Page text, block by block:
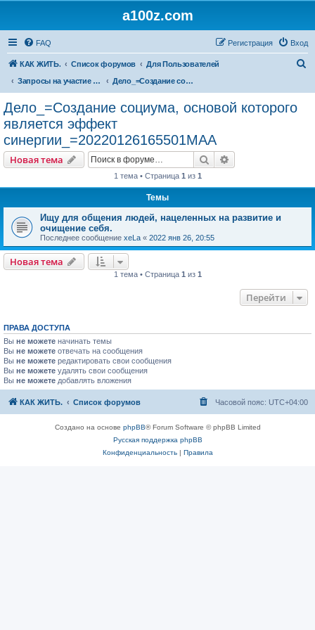
a100z.com
FAQ Вход
Регистрация
КАК ЖИТЬ. Список форумов
Для Пользователей
Запросы на участие ( в деле, задаче, бизнесе, проблеме ).
Дело_=Создание социума, основой которого является эффект синергии_=20220126165501МАА
Дело_=Создание социума, основой которого
является эффект
синергии_=20220126165501МАА
Новая тема Поиск
1 тема • Страница 1 из 1
Темы
Ищу для общения людей, нацеленных на развитие и
очищение себя.
Последнее сообщение xeLa « 2022 янв 26, 20:55
Новая тема
1 тема • Страница 1 из 1
Перейти
ПРАВА ДОСТУПА
Вы не можете начинать темы
Вы не можете отвечать на сообщения
Вы не можете редактировать свои сообщения
Вы не можете удалять свои сообщения
Вы не можете добавлять вложения
КАК ЖИТЬ. Список форумов Часовой пояс: UTC+04:00
Создано на основе phpBB® Forum Software © phpBB Limited
Русская поддержка phpBB
Конфиденциальность| Правила